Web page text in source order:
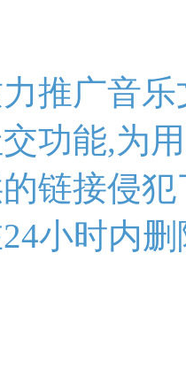
推广音
功能,为
链接侵
小时内